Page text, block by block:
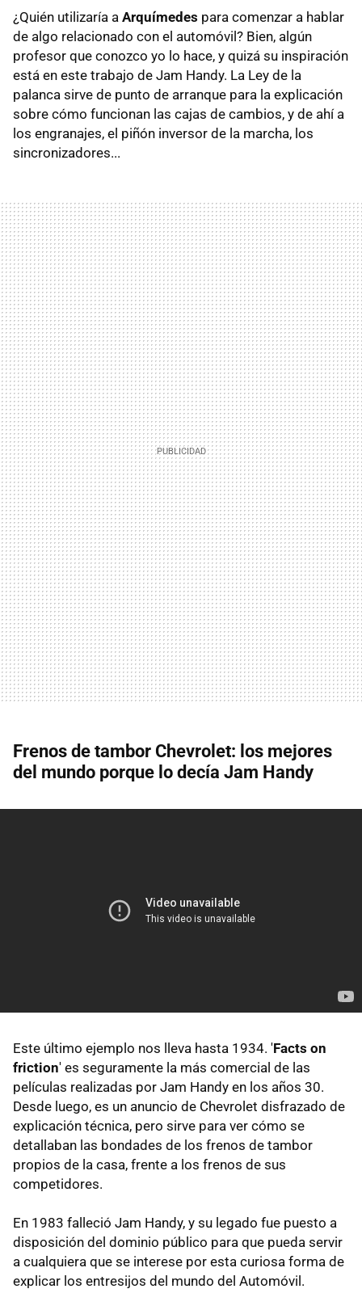
¿Quién utilizaría a Arquímedes para comenzar a hablar
de algo relacionado con el automóvil? Bien, algún
profesor que conozco yo lo hace, y quizá su inspiración
está en este trabajo de Jam Handy. La Ley de la
palanca sirve de punto de arranque para la explicación
sobre cómo funcionan las cajas de cambios, y de ahí a
los engranajes, el piñón inversor de la marcha, los
sincronizadores...
Frenos de tambor Chevrolet: los mejores
del mundo porque lo decía Jam Handy
Este último ejemplo nos lleva hasta 1934. 'Facts on
friction' es seguramente la más comercial de las
películas realizadas por Jam Handy en los años 30.
Desde luego, es un anuncio de Chevrolet disfrazado de
explicación técnica, pero sirve para ver cómo se
detallaban las bondades de los frenos de tambor
propios de la casa, frente a los frenos de sus
competidores.
En 1983 falleció Jam Handy, y su legado fue puesto a
disposición del dominio público para que pueda servir
a cualquiera que se interese por esta curiosa forma de
explicar los entresijos del mundo del Automóvil.